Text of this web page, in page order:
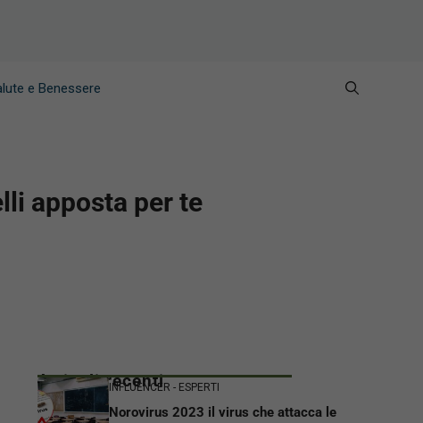
e Benessere
apposta per te
Articoli recentiINFLUENCER - ESPERTI
Norovirus 2023 il virus che attacca le